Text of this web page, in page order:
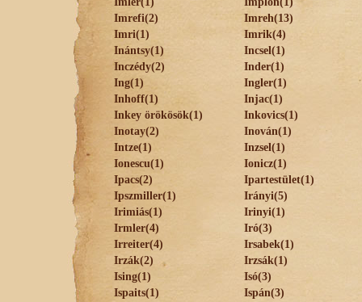
Imrefi(2)
Imreh(13)
Imri(1)
Imrik(4)
Inántsy(1)
Incsel(1)
Inczédy(2)
Inder(1)
Ing(1)
Ingler(1)
Inhoff(1)
Injac(1)
Inkey örökösök(1)
Inkovics(1)
Inotay(2)
Inován(1)
Intze(1)
Inzsel(1)
Ionescu(1)
Ionicz(1)
Ipacs(2)
Ipartestület(1)
Ipszmiller(1)
Irányi(5)
Irimiás(1)
Irinyi(1)
Irmler(4)
Iró(3)
Irreiter(4)
Irsabek(1)
Irzák(2)
Irzsák(1)
Ising(1)
Isó(3)
Ispaits(1)
Ispán(3)